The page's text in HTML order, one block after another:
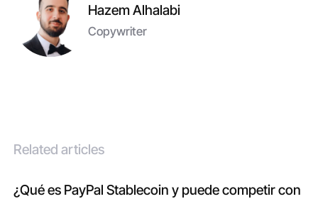
Hazem Alhalabi
Copywriter
Related articles
¿Qué es PayPal Stablecoin y puede competir con